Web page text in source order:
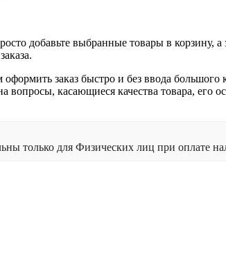
добавьте выбранные товары в корзину,
заказ быстро и без ввода
вопросы, касающиеся качества товара,
только для Физических лиц при